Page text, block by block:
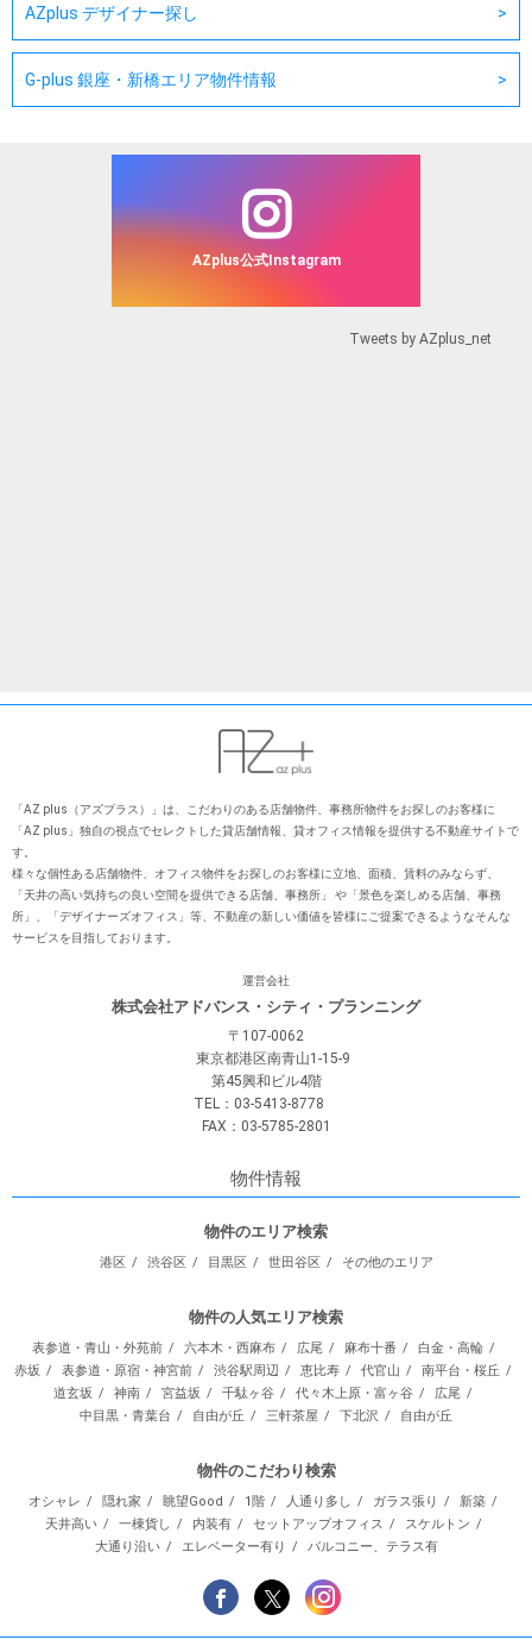
AZplus デザイナー探し
G-plus 銀座・新橋エリア物件情報
AZplus公式Instagram
Tweets by AZplus_net
「AZ plus（アズプラス）」は、こだわりのある店舗物件、事務所物件をお探しのお客様に
「AZ plus」独⾃の視点でセレクトした貸店舗情報、貸オフィス情報を提供する不動産サイトで
す。
様々な個性ある店舗物件、オフィス物件をお探しのお客様に⽴地、⾯積、賃料のみならず、
「天井の⾼い気持ちの良い空間を提供できる店舗、事務所」 や「景⾊を楽しめる店舗、事務
所」、「デザイナーズオフィス」等、不動産の新しい価値を皆様にご提案できるようなそんな
サービスを⽬指しております。
運営会社
株式会社アドバンス・シティ・プランニング
〒107-0062
東京都港区南青山1-15-9
第45興和ビル4階
TEL：03-5413-8778
FAX：03-5785-2801
物件情報
物件のエリア検索
港区 渋谷区 目黒区 世田谷区 その他のエリア
物件の人気エリア検索
表参道・青山・外苑前 六本木・西麻布 広尾 麻布十番
白金・高輪
赤坂
表参道・原宿・神宮前 渋谷駅周辺 恵比寿 代官山
南平台・桜丘
道玄坂
神南 宮益坂 千駄ヶ谷 代々木上原・富ヶ谷
広尾
中目黒・青葉台
自由が丘 三軒茶屋 下北沢 自由が丘
物件のこだわり検索
オシャレ 隠れ家 眺望Good 1階 人通り多し ガラス張り
新築
天井高い
一棟貨し 内装有 セットアップオフィス
スケルトン
大通り沿い
エレベーター有り バルコニー、テラス有